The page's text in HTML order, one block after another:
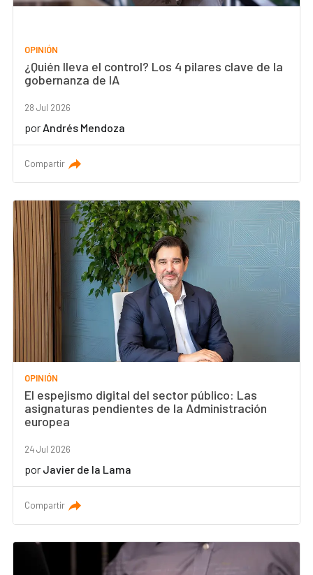
OPINIÓN
¿Quién lleva el control? Los 4 pilares clave de la
gobernanza de IA
28 Jul 2026
por Andrés Mendoza
Compartir
OPINIÓN
El espejismo digital del sector público: Las
asignaturas pendientes de la Administración
europea
24 Jul 2026
por Javier de la Lama
Compartir